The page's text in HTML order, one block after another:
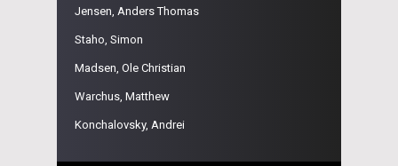
Jensen, Anders Thomas
Staho, Simon
Madsen, Ole Christian
Warchus, Matthew
Konchalovsky, Andrei